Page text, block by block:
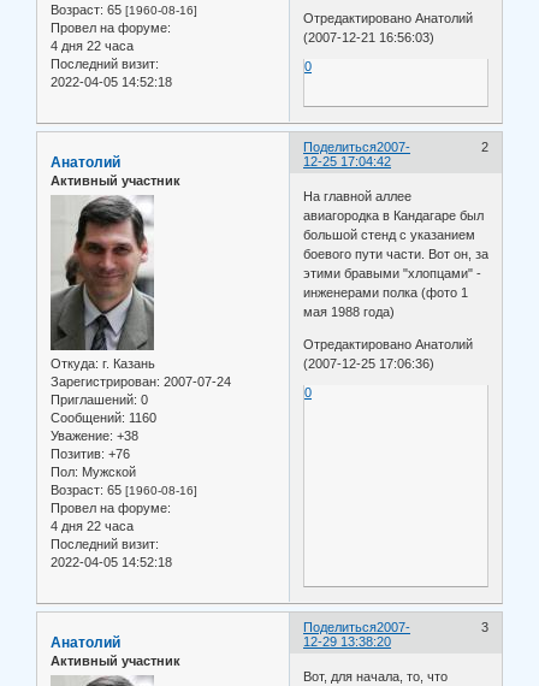
Возраст: 65 [1960-08-16]
Провел на форуме:
4 дня 22 часа
Последний визит:
2022-04-05 14:52:18
Отредактировано Анатолий
(2007-12-21 16:56:03)
0
Поделиться 2
2007-
12-25 17:04:42
Анатолий
Активный участник
Откуда: г. Казань
Зарегистрирован: 2007-07-24
Приглашений: 0
Сообщений: 1160
Уважение: +38
Позитив: +76
Пол: Мужской
Возраст: 65 [1960-08-16]
Провел на форуме:
4 дня 22 часа
Последний визит:
2022-04-05 14:52:18
На главной аллее
авиагородка в Кандагаре был
большой стенд с указанием
боевого пути части. Вот он, за
этими бравыми "хлопцами" -
инженерами полка (фото 1
мая 1988 года)
Отредактировано Анатолий
(2007-12-25 17:06:36)
0
Поделиться 3
2007-
12-29 13:38:20
Анатолий
Активный участник
Вот, для начала, то, что